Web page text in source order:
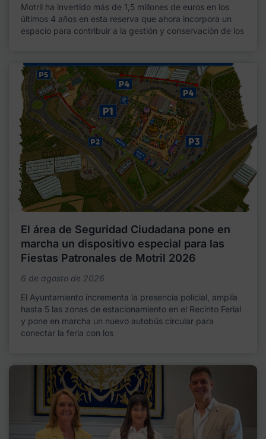
Motril ha invertido más de 1,5 millones de euros en los
últimos 4 años en esta reserva que ahora incorpora un
espacio para contribuir a la gestión y conservación de los
El área de Seguridad Ciudadana pone en
marcha un dispositivo especial para las
Fiestas Patronales de Motril 2026
6 de agosto de 2026
El Ayuntamiento incrementa la presencia policial, amplía
hasta 5 las zonas de estacionamiento en el Recinto Ferial
y pone en marcha un nuevo autobús circular para
conectar la feria con los